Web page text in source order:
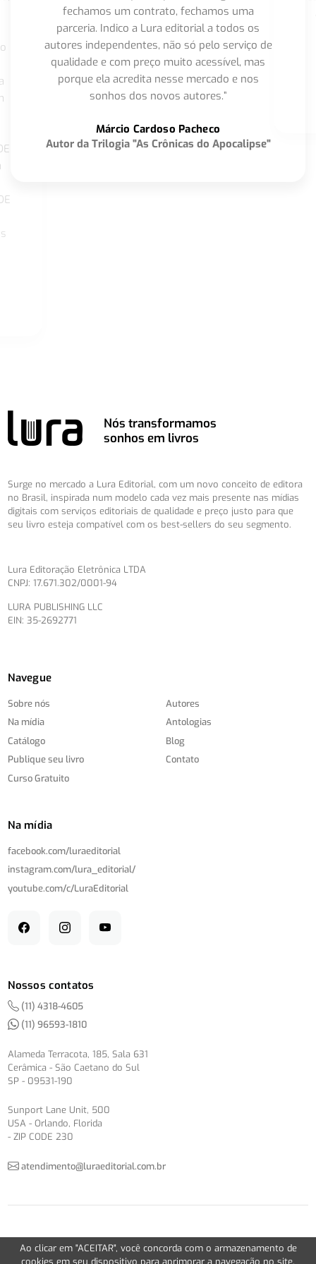
fechamos um contrato, fechamos uma
parceria. Indico a Lura editorial a todos os
autores independentes, não só pelo serviço de
qualidade e com preço muito acessível, mas
porque ela acredita nesse mercado e nos
sonhos dos novos autores.”
Márcio Cardoso Pacheco
Autor da Trilogia "As Crônicas do Apocalipse"
Nós transformamos
sonhos em livros
Surge no mercado a Lura Editorial, com um novo conceito de editora
no Brasil, inspirada num modelo cada vez mais presente nas mídias
digitais com serviços editoriais de qualidade e preço justo para que
seu livro esteja compatível com os best-sellers do seu segmento.
Lura Editoração Eletrônica LTDA
CNPJ: 17.671.302/0001-94
LURA PUBLISHING LLC
EIN: 35-2692771
Navegue
Sobre nós
Na mídia
Catálogo
Publique seu livro
Curso Gratuito
Autores
Antologias
Blog
Contato
Na mídia
facebook.com/luraeditorial
instagram.com/lura_editorial/
youtube.com/c/LuraEditorial
Nossos contatos
(11) 4318-4605
(11) 96593-1810
Alameda Terracota, 185, Sala 631
Cerâmica - São Caetano do Sul
SP - 09531-190
Sunport Lane Unit, 500
USA - Orlando, Florida
- ZIP CODE 230
atendimento@luraeditorial.com.br
© Copyright 2012-2026 -Política de Privacidade
Version 2.5.1
Ao clicar em "ACEITAR", você concorda com o armazenamento de
cookies em seu dispositivo para aprimorar a navegação no site,